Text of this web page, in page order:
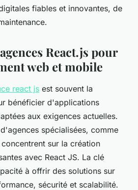
fiables et innovantes, de
React.js pour
web et mobile
react js est souvent la
bénéficier d'applications
aux exigences actuelles.
spécialisées, comme
sur la création
avec React JS. La clé
à offrir des solutions sur
sécurité et scalabilité.